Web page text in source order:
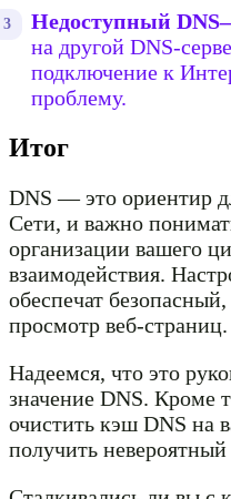
Недоступный
на другой DNS-
подключение к
проблему.
Итог
DNS — это ориентир
Сети, и важно
организации вашего
взаимодействия.
обеспечат
просмотр веб-страниц.
Надеемся, что это
значение DNS. Кроме
очистить кэш DNS на
получить